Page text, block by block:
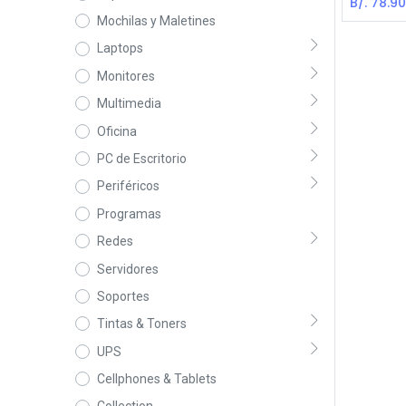
Mochilas y Maletines
Laptops
Monitores
Multimedia
Oficina
PC de Escritorio
Periféricos
Programas
Redes
Servidores
Soportes
Tintas & Toners
UPS
Cellphones & Tablets